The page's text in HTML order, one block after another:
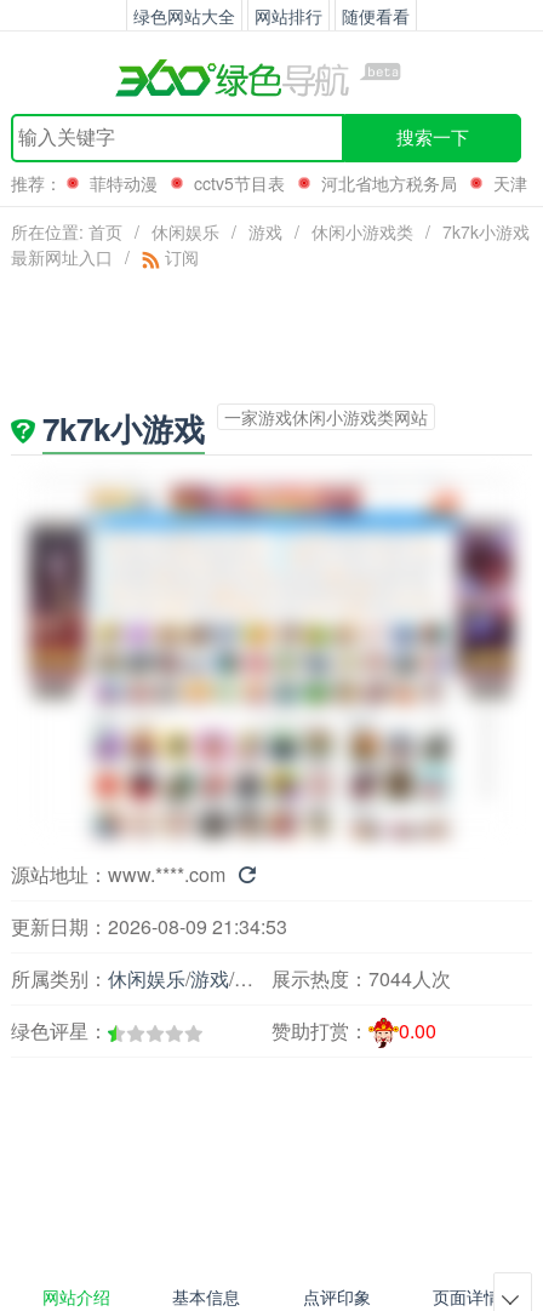
绿色网站大全 网站排行 随便看看
搜索一下
推荐： 菲特动漫 cctv5节目表 河北省地方税务局
天津
所在位置: 首页 / 休闲娱乐 / 游戏 / 休闲小游戏类 / 7k7k小游戏
最新网址入口 / 订阅
7k7k小游戏 一家游戏休闲小游戏类网站
源站地址： www.****.com 
更新日期：2026-08-09 21:34:53
所属类别： 休闲娱乐/游戏/休闲小游戏类
展示热度： 7044人次
绿色评星：
赞助打赏： 0.00
网站介绍 基本信息 点评印象 页面详情 